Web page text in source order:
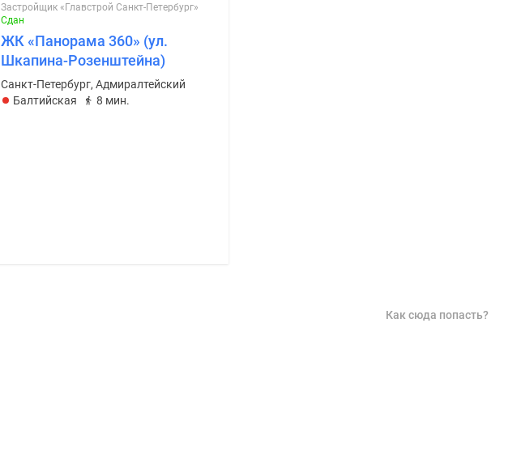
Застройщик «Главстрой Санкт-Петербург»
Сдан
ЖК «Панорама 360» (ул.
Шкапина-Розенштейна)
Санкт-Петербург, Адмиралтейский
Балтийская
8 мин.
Как сюда попасть?